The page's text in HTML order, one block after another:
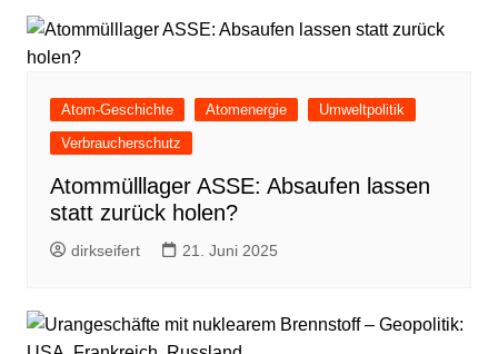
Atom-Geschichte Atomenergie
Umweltpolitik
Verbraucherschutz
Atommülllager ASSE: Absaufen lassen
statt zurück holen?
dirkseifert 21. Juni 2025